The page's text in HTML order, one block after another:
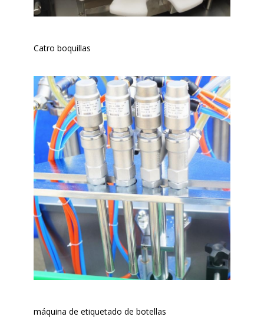
Catro boquillas
máquina de etiquetado de botellas